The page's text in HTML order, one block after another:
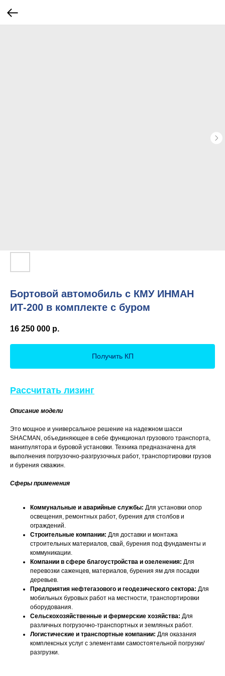
Бортовой автомобиль с КМУ ИНМАН
ИТ-200 в комплекте с буром
16 250 000 р.
Получить КП
Рассчитать лизинг
Описание модели
Это мощное и универсальное решение на надежном шасси
SHACMAN, объединяющее в себе функционал грузового транспорта,
манипулятора и буровой установки. Техника предназначена для
выполнения погрузочно-разгрузочных работ, транспортировки грузов
и бурения скважин.
Сферы применения
Коммунальные и аварийные службы: Для установки опор
освещения, ремонтных работ, бурения для столбов и
ограждений.
Строительные компании: Для доставки и монтажа
строительных материалов, свай, бурения под фундаменты и
коммуникации.
Компании в сфере благоустройства и озеленения: Для
перевозки саженцев, материалов, бурения ям для посадки
деревьев.
Предприятия нефтегазового и геодезического сектора: Для
мобильных буровых работ на местности, транспортировки
оборудования.
Сельскохозяйственные и фермерские хозяйства: Для
различных погрузочно-транспортных и земляных работ.
Логистические и транспортные компании: Для оказания
комплексных услуг с элементами самостоятельной погрузки/
разгрузки.